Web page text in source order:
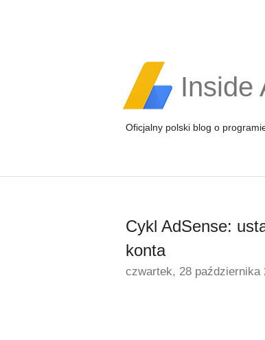
Inside
Oficjalny polski blog o
Cykl AdSense:
konta
czwartek, 28 października